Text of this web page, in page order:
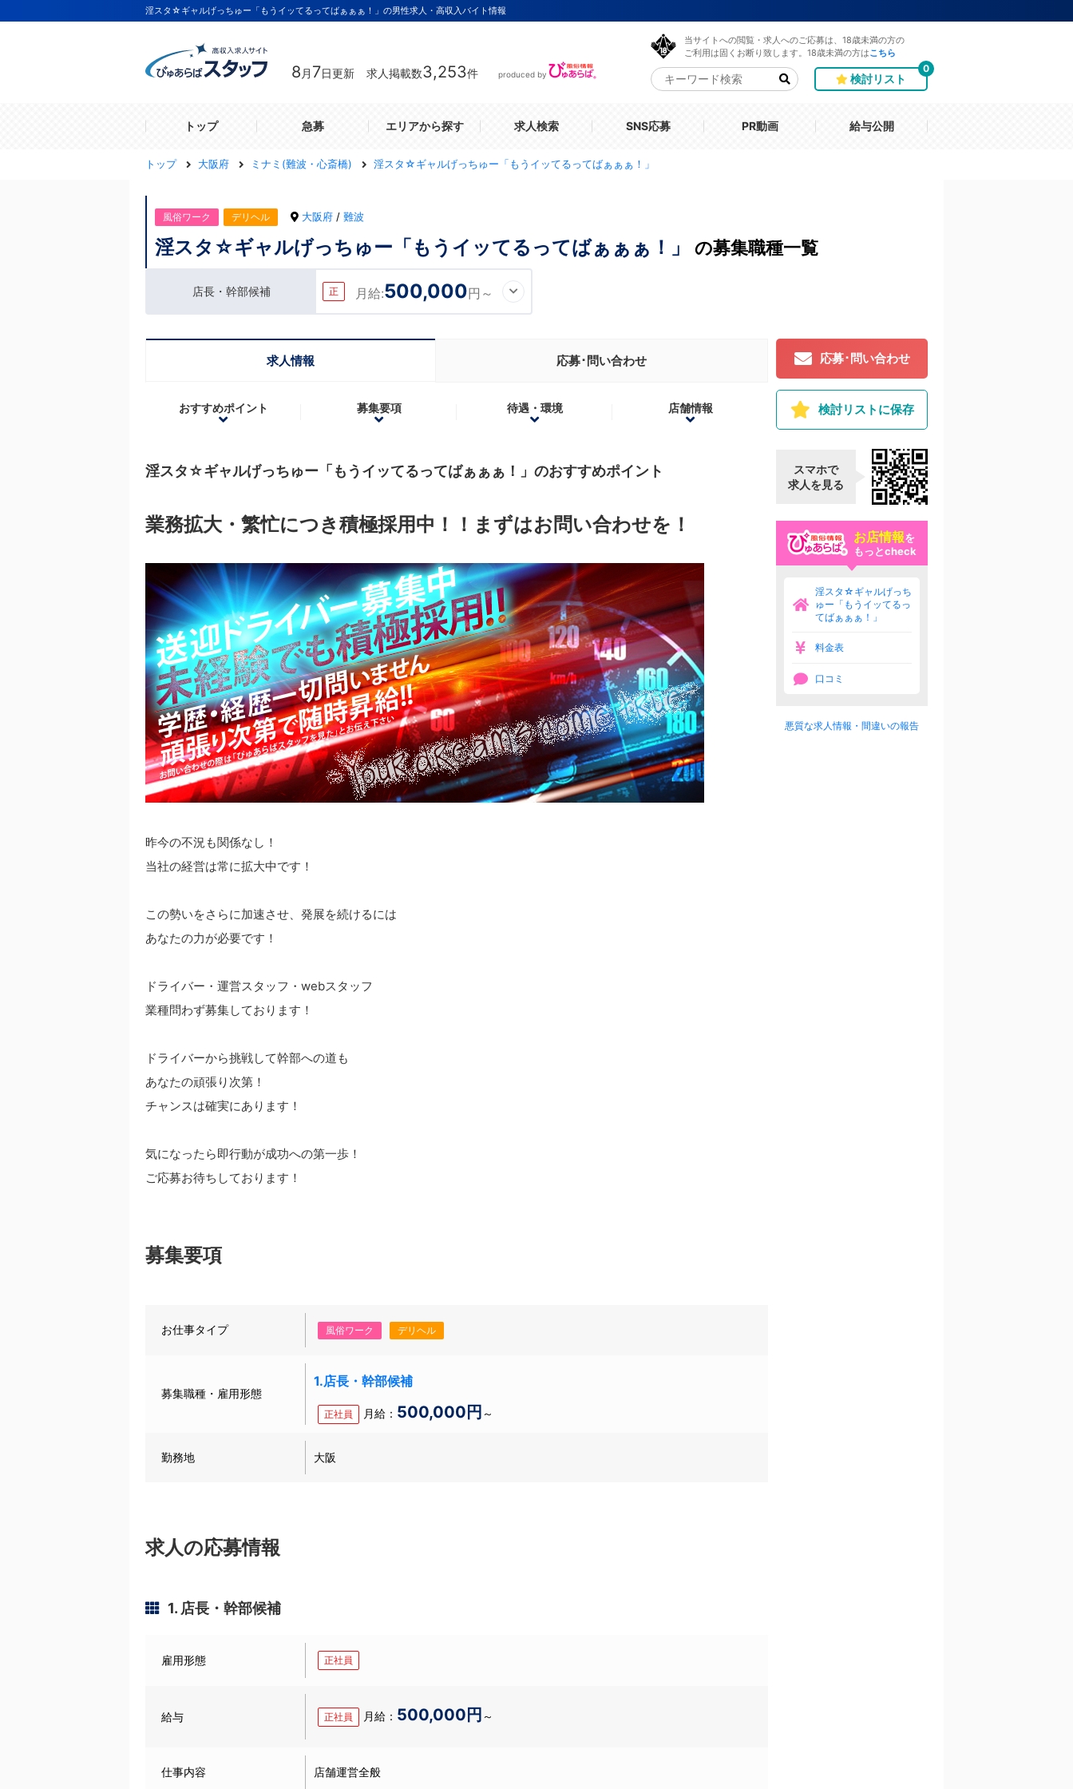
淫スタ☆ギャルげっちゅー「もうイッてるってばぁぁぁ！」の男性求人・高収入バイト情報
8 月 7日更新 求人掲載数3,253件 produced by
当サイトへの閲覧・求人へのご応募は、18歳未満の方の
ご利用は固くお断り致します。18歳未満の方は こちら
検討リスト
0
トップ 急募 エリアから探す 求人検索 SNS応募 PR動画 給与公開
トップ 大阪府 ミナミ(難波・心斎橋) 淫スタ☆ギャルげっちゅー「もうイッてるってばぁぁぁ！」
風俗ワーク デリヘル 大阪府 / 難波
淫スタ☆ギャルげっちゅー「もうイッてるってばぁぁぁ！」 の募集職種一覧
店長・幹部候補 正 月給:500,000円～
求人情報 応募･問い合わせ
おすすめポイント 募集要項 待遇・環境 店舗情報
淫スタ☆ギャルげっちゅー「もうイッてるってばぁぁぁ！」のおすすめポイント
業務拡大・繁忙につき積極採用中！！まずはお問い合わせを！
昨今の不況も関係なし！
当社の経営は常に拡大中です！
この勢いをさらに加速させ、発展を続けるには
あなたの力が必要です！
ドライバー・運営スタッフ・webスタッフ
業種問わず募集しております！
ドライバーから挑戦して幹部への道も
あなたの頑張り次第！
チャンスは確実にあります！
気になったら即行動が成功への第一歩！
ご応募お待ちしております！
募集要項
お仕事タイプ 風俗ワーク デリヘル
募集職種・雇用形態
1.店長・幹部候補
正社員 月給： 500,000円 ～
勤務地 大阪
求人の応募情報
1. 店長・幹部候補
雇用形態 正社員
給与 正社員 月給： 500,000円 ～
仕事内容 店舗運営全般
応募･問い合わせ
検討リストに保存
スマホで
求人を見る
お店情報を
もっとcheck
淫スタ☆ギャルげっち
ゅー「もうイッてるっ
てばぁぁぁ！」
料金表
口コミ
悪質な求人情報・間違いの報告